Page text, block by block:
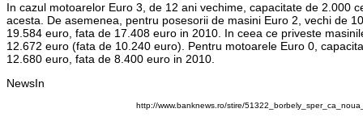
In cazul motoarelor Euro 3, de 12 ani vechime, capacitate de
acesta. De asemenea, pentru posesorii de masini Euro 2, vechi de
19.584 euro, fata de 17.408 euro in 2010. In ceea ce priveste
12.672 euro (fata de 10.240 euro). Pentru motoarele Euro 0,
12.680 euro, fata de 8.400 euro in 2010.
NewsIn
http://www.banknews.ro/stire/